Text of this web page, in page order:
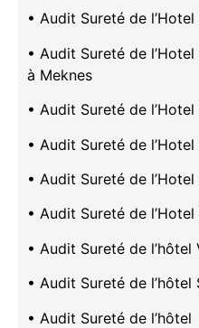
• Audit Sureté de l’Hotel
• Audit Sureté de
à Meknes
• Audit Sureté de
• Audit Sureté de
• Audit Sureté de l’Hotel
• Audit Sureté de
• Audit Sureté de
• Audit Sureté de l’hôtel
• Audit Sureté de l’hôtel